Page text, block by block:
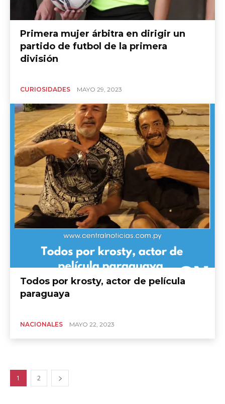
Primera mujer árbitra en dirigir un
partido de futbol de la primera
división
CURIOSIDADES MAYO 29, 2023
Todos por krosty, actor de película
paraguaya
NACIONALES MAYO 22, 2023
1 2